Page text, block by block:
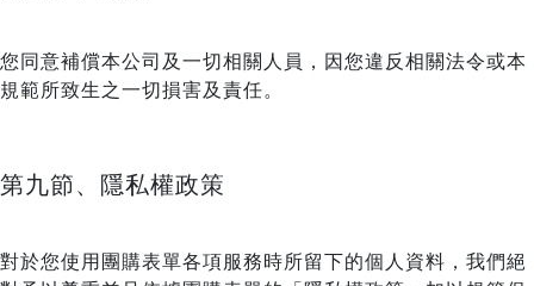
您同意補償本公司及一切相關人員，因您違反相關法令或本
規範所致生之一切損害及責任。
第九節、隱私權政策
對於您使用團購表單各項服務時所留下的個人資料，我們絕